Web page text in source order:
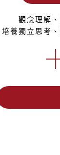
觀念理解
培養獨立思考